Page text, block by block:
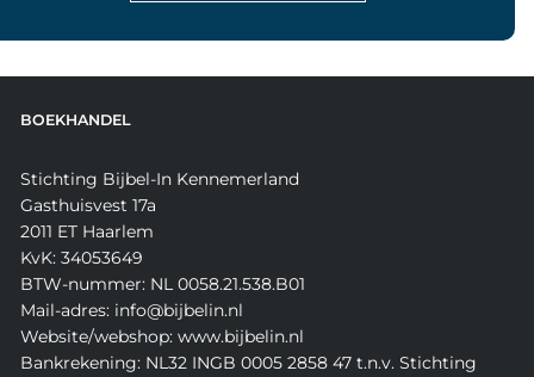
BOEKHANDEL
Stichting Bijbel-In Kennemerland
Gasthuisvest 17a
2011 ET Haarlem
KvK: 34053649
BTW-nummer: NL 0058.21.538.B01
Mail-adres: info@bijbelin.nl
Website/webshop: www.bijbelin.nl
Bankrekening: NL32 INGB 0005 2858 47 t.n.v. Stichting